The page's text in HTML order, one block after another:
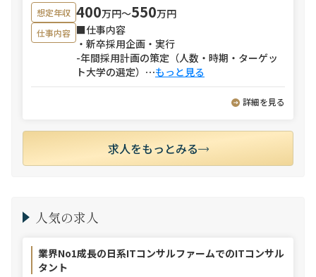
想定年収 400万円〜550万円
仕事内容 ■仕事内容
・新卒採用企画・実行
-年間採用計画の策定（人数・時期・ターゲッ
ト大学の選定） ⋯もっと見る
詳細を見る
求人をもっとみる
人気の求人
業界No1成長の日系ITコンサルファームでのITコンサル
タント